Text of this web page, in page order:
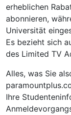
erheblichen
abonnieren,
Universität
Es bezieht sich
des Limited TV
Alles, was Sie
Ihre